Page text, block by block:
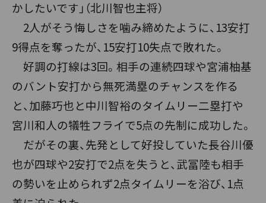
かしたいです」（北川智也主将）
2人がそう悔しさを噛み締めたように、13安打
9得点を奪ったが、15安打10失点で敗れた。
好調の打線は3回。相手の連続四球や宮浦柚基
のバント安打から無死満塁のチャンスを作る
と、加藤巧也と中川智裕のタイムリー二塁打や
宮川和人の犠牲フライで5点の先制に成功した。
だがその裏、先発として好投していた長谷川優
也が四球や2安打で2点を失うと、武冨陸も相手
の勢いを止められず2点タイムリーを浴び、1点